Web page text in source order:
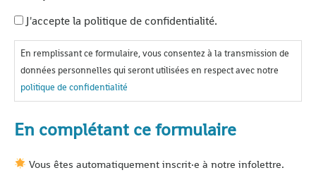
J'accepte la politique de confidentialité.
En remplissant ce formulaire, vous consentez à la transmission de
données personnelles qui seront utilisées en respect avec notre
politique de confidentialité
En complétant ce formulaire
Vous êtes automatiquement inscrit·e à notre infolettre.